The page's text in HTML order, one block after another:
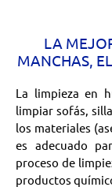
LA
MANCHAS,
La limpieza en
limpiar sofás,
los materiales
es adecuado
proceso de
productos